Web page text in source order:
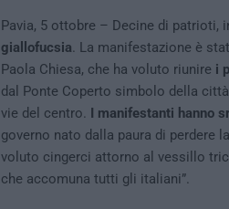
Pavia, 5 ottobre – Decine di patrioti,
giallofucsia. La manifestazione è
Paola Chiesa, che ha voluto riunire i
dal Ponte Coperto simbolo della
vie del centro. I manifestanti hanno
governo nato dalla paura di perdere
voluto cingerci attorno al vessillo
che accomuna tutti gli italiani”.